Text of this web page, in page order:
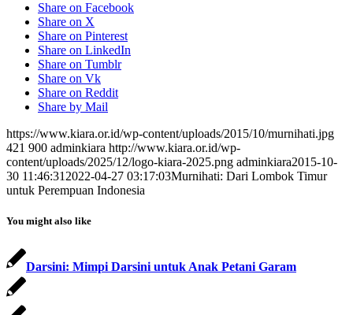
Share on Facebook
Share on X
Share on Pinterest
Share on LinkedIn
Share on Tumblr
Share on Vk
Share on Reddit
Share by Mail
https://www.kiara.or.id/wp-content/uploads/2015/10/murnihati.jpg
421 900 adminkiara http://www.kiara.or.id/wp-
content/uploads/2025/12/logo-kiara-2025.png adminkiara2015-10-
30 11:46:31 2022-04-27 03:17:03Murnihati: Dari Lombok Timur
untuk Perempuan Indonesia
You might also like
Darsini: Mimpi Darsini untuk Anak Petani Garam